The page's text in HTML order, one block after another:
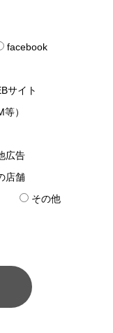
facebook
サイト
）
広告
店舗
その他